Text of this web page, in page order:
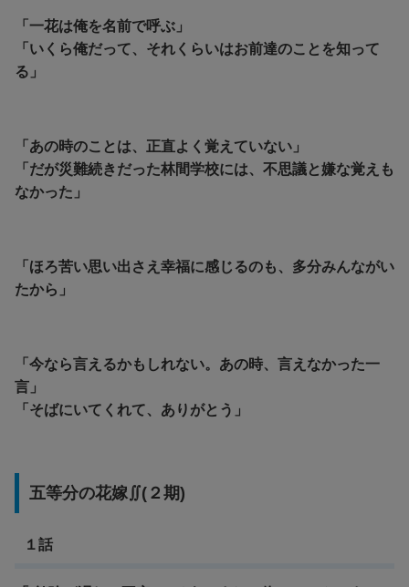
「一花は俺を名前で呼ぶ」
「いくら俺だって、それくらいはお前達のことを知って
る」
「あの時のことは、正直よく覚えていない」
「だが災難続きだった林間学校には、不思議と嫌な覚えも
なかった」
「ほろ苦い思い出さえ幸福に感じるのも、多分みんながい
たから」
「今なら言えるかもしれない。あの時、言えなかった一
言」
「そばにいてくれて、ありがとう」
五等分の花嫁∬(２期)
１話